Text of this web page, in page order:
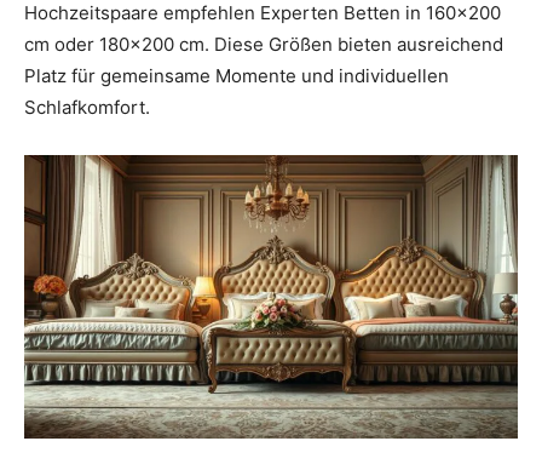
Hochzeitspaare empfehlen Experten Betten in 160×200
cm oder 180×200 cm. Diese Größen bieten ausreichend
Platz für gemeinsame Momente und individuellen
Schlafkomfort.